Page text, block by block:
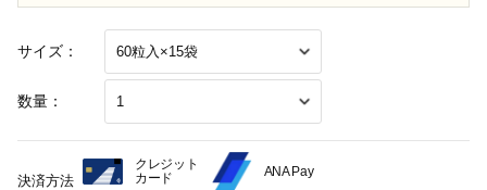
サイズ：
数量：
決済方法
クレジット
カード
ANA Pay